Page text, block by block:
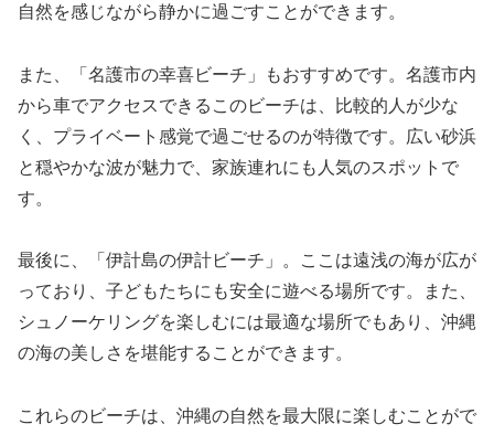
自然を感じながら静かに過ごすことができます。
また、「名護市の幸喜ビーチ」もおすすめです。名護市内
から車でアクセスできるこのビーチは、比較的人が少な
く、プライベート感覚で過ごせるのが特徴です。広い砂浜
と穏やかな波が魅力で、家族連れにも人気のスポットで
す。
最後に、「伊計島の伊計ビーチ」。ここは遠浅の海が広が
っており、子どもたちにも安全に遊べる場所です。また、
シュノーケリングを楽しむには最適な場所でもあり、沖縄
の海の美しさを堪能することができます。
これらのビーチは、沖縄の自然を最大限に楽しむことがで